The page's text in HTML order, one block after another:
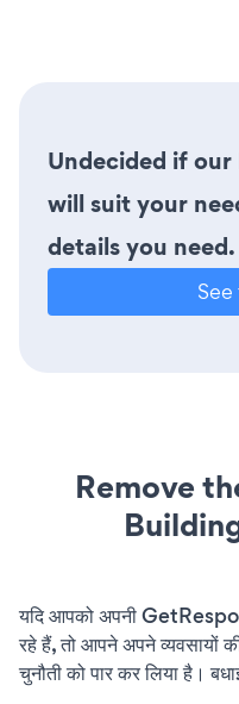
Undecided if our
will suit your
details you need.
Remove
यदि आपको अपनी
रहे हैं, तो आपने अपने व्यवसायों
चुनौती को पार कर लिया है।